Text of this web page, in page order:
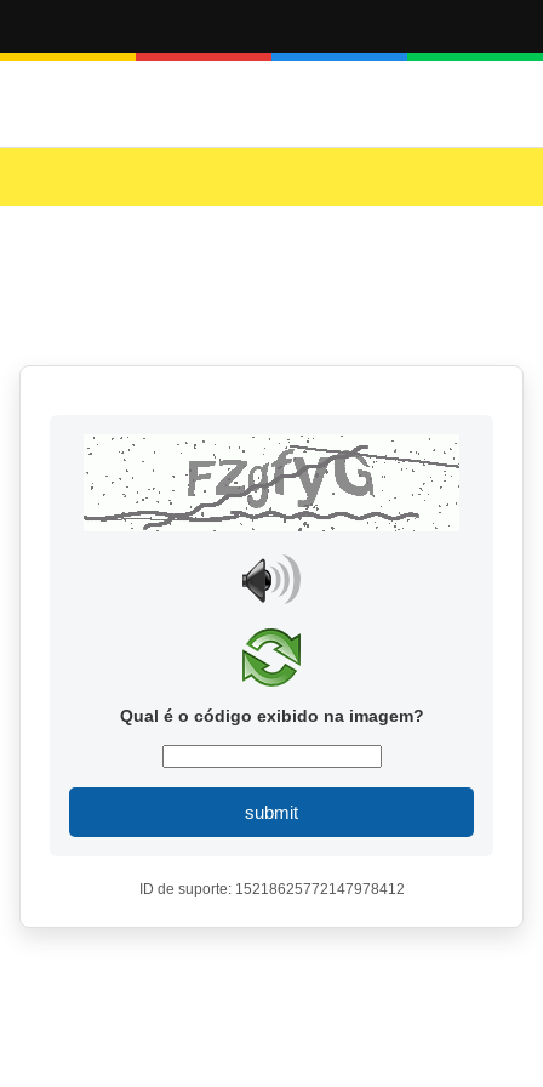
Qual é o código exibido na imagem?
submit
ID de suporte: 15218625772147978412